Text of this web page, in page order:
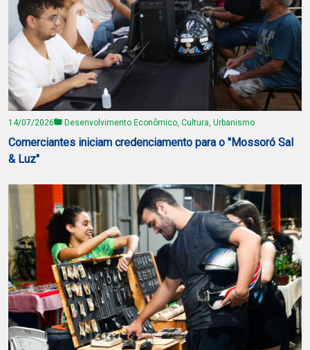
14/07/2026 Desenvolvimento Econômico, Cultura, Urbanismo
Comerciantes iniciam credenciamento para o "Mossoró Sal
& Luz"